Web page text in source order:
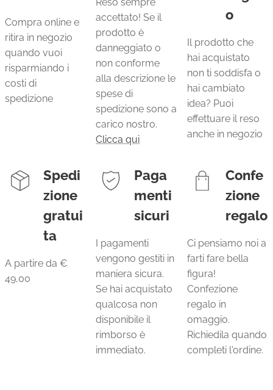
Compra online e
ritira in negozio
quando vuoi
risparmiando i
costi di
spedizione
Reso sempre
accettato! Se il
prodotto è
danneggiato o
non conforme
alla descrizione le
spese di
spedizione sono a
carico nostro.
Clicca qui
o
Il prodotto che
hai acquistato
non ti soddisfa o
hai cambiato
idea? Puoi
effettuare il reso
anche in negozio
Spedi
zione
gratui
ta
A partire da €
49,00
Paga
menti
sicuri
I pagamenti
vengono gestiti in
maniera sicura.
Se hai acquistato
qualcosa non
disponibile il
rimborso è
immediato.
Confe
zione
regalo
Ci pensiamo noi a
farti fare bella
figura!
Confezione
regalo in
omaggio.
Richiedila quando
completi l'ordine.